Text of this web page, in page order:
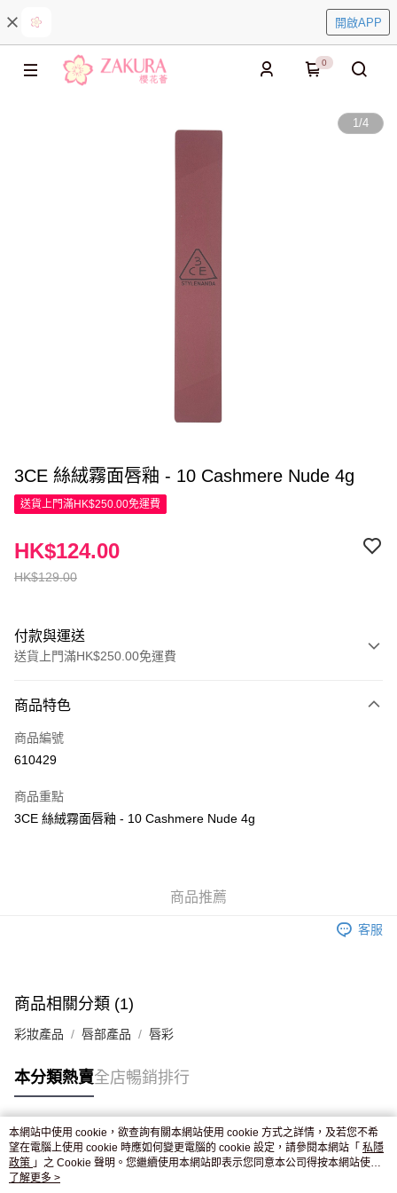
開啟APP
0
1/4
3CE 絲絨霧面唇釉 - 10 Cashmere Nude 4g
送貨上門滿HK$250.00免運費
HK$129.00
HK$124.00
付款與運送
送貨上門滿HK$250.00免運費
信用卡
Apple Pay
WeChat Pay
JD京東物流，訂單確認發貨後2-4個工作天送達
商品特色
商品編號
610429
商品重點
3CE 絲絨霧面唇釉 - 10 Cashmere Nude 4g
商品推薦
客服
商品相關分類 (1)
彩妝產品 唇部產品 唇彩
本分類熱賣全店暢銷排行
熱門標籤
熱銷排行
本網站中使用 cookie，欲查詢有關本網站使用 cookie 方式之詳情，及若您不希
望在電腦上使用 cookie 時應如何變更電腦的 cookie 設定，請參閱本網站「 私隱
政策 」之 Cookie 聲明。您繼續使用本網站即表示您同意本公司得按本網站使用
條款之 Cookie 聲明使用 cookie。
了解更多 >